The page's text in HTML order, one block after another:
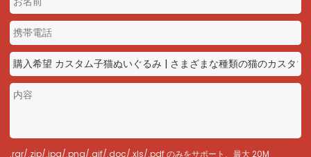
.rar/.zip/.jpg/.png/.gif/.doc/.xls/.pdf のみをサポート、最大 20M